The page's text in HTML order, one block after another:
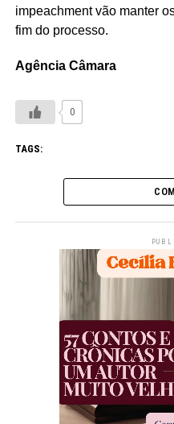
impeachment vão manter
fim do processo.
Agência Câmara
0
TAGS: